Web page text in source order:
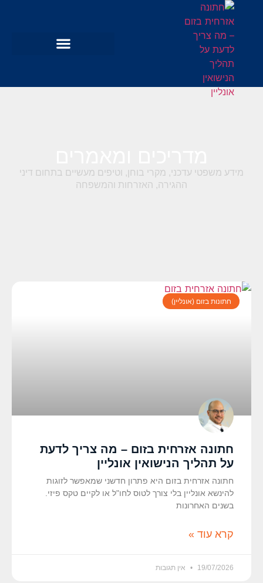
מידע משפטי עדכני, מקרי בוחן, וטיפים מעשיים בתחום דיני
ההגירה, האזרחות והמשפחה
חתונות בזום (אונליין)
חתונה אזרחית בזום – מה צריך לדעת
על תהליך הנישואין אונליין
חתונה אזרחית בזום היא פתרון חדשני שמאפשר לזוגות
להינשא אונליין בלי צורך לטוס לחו"ל או לקיים טקס פיזי.
בשנים האחרונות
קרא עוד »
19/07/2026 אין תגובות